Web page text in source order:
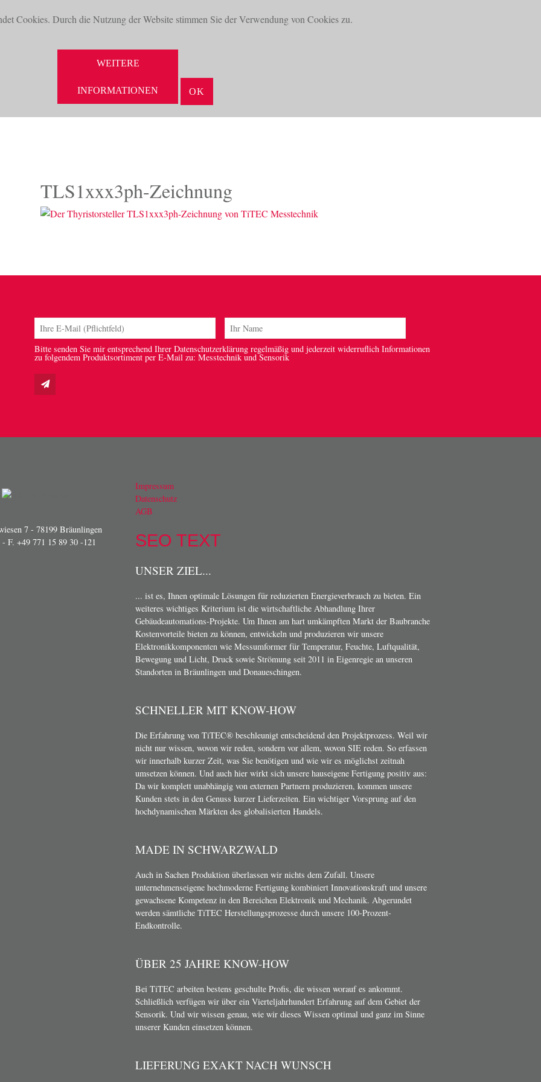
Cookies. Durch die Nutzung der Website stimmen Sie der Verwendung von Cookies zu.
WEITERE
INFORMATIONEN OK
SUCHE
TLS1xxx3ph-Zeichnung
Bitte senden Sie mir entsprechend Ihrer Datenschutzerklärung regelmäßig und jederzeit widerruflich Informationen
zu folgendem Produktsortiment per E-Mail zu: Messtechnik und Sensorik
7 - 78199 Bräunlingen
- F. +49 771 15 89 30 -121
Impressum
Datenschutz
AGB
SEO TEXT
UNSER ZIEL...
... ist es, Ihnen optimale Lösungen für reduzierten Energieverbrauch zu bieten. Ein
weiteres wichtiges Kriterium ist die wirtschaftliche Abhandlung Ihrer
Gebäudeautomations-Projekte. Um Ihnen am hart umkämpften Markt der Baubranche
Kostenvorteile bieten zu können, entwickeln und produzieren wir unsere
Elektronikkomponenten wie Messumformer für Temperatur, Feuchte, Luftqualität,
Bewegung und Licht, Druck sowie Strömung seit 2011 in Eigenregie an unseren
Standorten in Bräunlingen und Donaueschingen.
SCHNELLER MIT KNOW-HOW
Die Erfahrung von TiTEC® beschleunigt entscheidend den Projektprozess. Weil wir
nicht nur wissen, wovon wir reden, sondern vor allem, wovon SIE reden. So erfassen
wir innerhalb kurzer Zeit, was Sie benötigen und wie wir es möglichst zeitnah
umsetzen können. Und auch hier wirkt sich unsere hauseigene Fertigung positiv aus:
Da wir komplett unabhängig von externen Partnern produzieren, kommen unsere
Kunden stets in den Genuss kurzer Lieferzeiten. Ein wichtiger Vorsprung auf den
hochdynamischen Märkten des globalisierten Handels.
MADE IN SCHWARZWALD
Auch in Sachen Produktion überlassen wir nichts dem Zufall. Unsere
unternehmenseigene hochmoderne Fertigung kombiniert Innovationskraft und unsere
gewachsene Kompetenz in den Bereichen Elektronik und Mechanik. Abgerundet
werden sämtliche TiTEC Herstellungsprozesse durch unsere 100-Prozent-
Endkontrolle.
ÜBER 25 JAHRE KNOW-HOW
Bei TiTEC arbeiten bestens geschulte Profis, die wissen worauf es ankommt.
Schließlich verfügen wir über ein Vierteljahrhundert Erfahrung auf dem Gebiet der
Sensorik. Und wir wissen genau, wie wir dieses Wissen optimal und ganz im Sinne
unserer Kunden einsetzen können.
LIEFERUNG EXAKT NACH WUNSCH